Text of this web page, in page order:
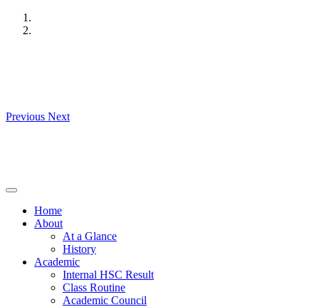
Skip
Previous Next
Home
About
At a Glance
History
Academic
Internal HSC Result
Class Routine
Academic Council